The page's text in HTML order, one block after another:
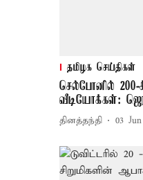
தமிழக செய்திகள்
செல்போனில்
வீடியோக்கள்:
தினத்தந்தி 03